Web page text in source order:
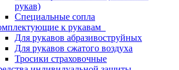
рукав)
Специальные сопла
к рукавам
Для рукавов абразивоструйных
Для рукавов сжатого воздуха
Тросики страховочные